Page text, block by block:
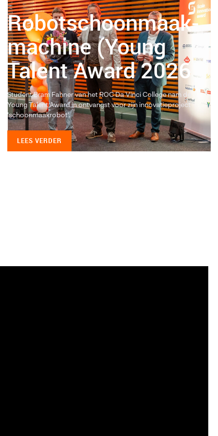
Robotschoonmaak-
machine (Young
Talent Award 2026
Student Bram Fahner van het ROC Da Vinci College nam de
Young Talent Award in ontvangst voor zijn innovatieproject
'schoonmaakrobot'.
LEES VERDER